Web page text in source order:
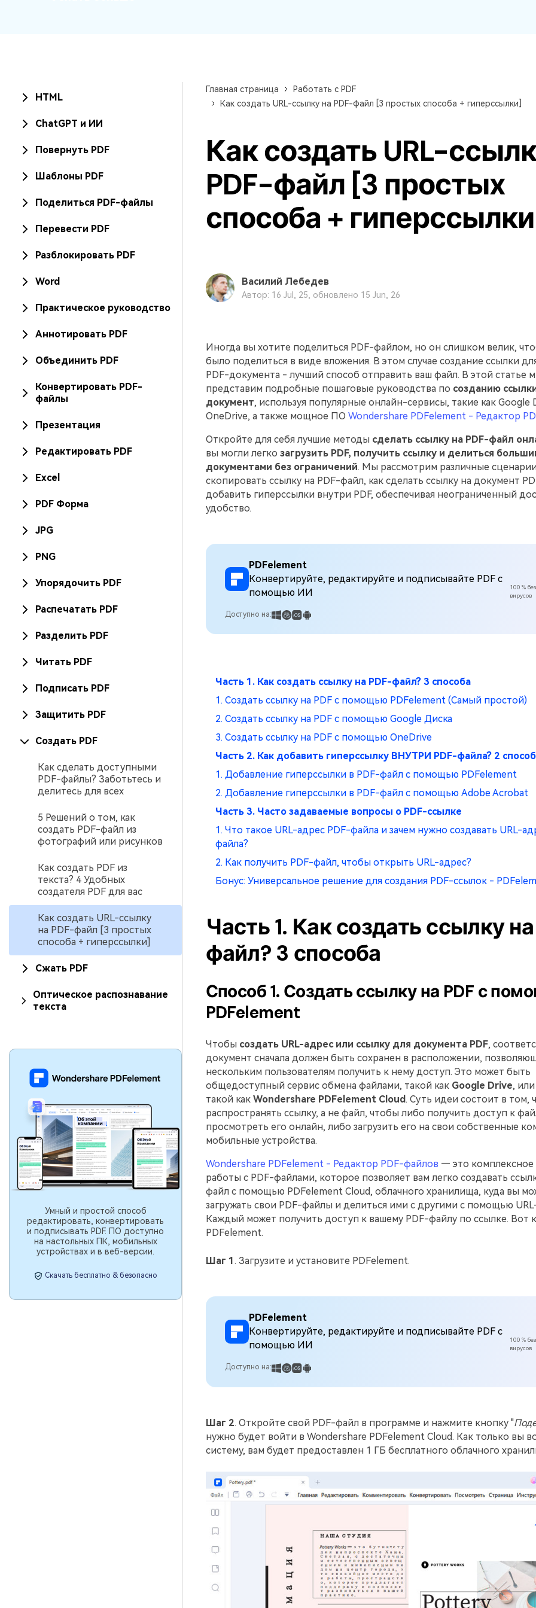
HTML
ChatGPT и ИИ
Повернуть PDF
Шаблоны PDF
Поделиться PDF-файлы
Перевести PDF
Разблокировать PDF
Word
Практическое руководство
Аннотировать PDF
Объединить PDF
Конвертировать PDF-
файлы
Презентация
Редактировать PDF
Excel
PDF Форма
JPG
PNG
Упорядочить PDF
Распечатать PDF
Разделить PDF
Читать PDF
Подписать PDF
Защитить PDF
Создать PDF
Как сделать доступными
PDF-файлы? Заботьтесь и
делитесь для всех
5 Решений о том, как
создать PDF-файл из
фотографий или рисунков
Как создать PDF из
текста? 4 Удобных
создателя PDF для вас
Как создать URL-ссылку
на PDF-файл [3 простых
способа + гиперссылки]
Сжать PDF
Оптическое распознавание
текста
Умный и простой способ
редактировать, конвертировать
и подписывать PDF. ПО доступно
на настольных ПК, мобильных
устройствах и в веб-версии.
Скачать бесплатно & безопасно
Главная страница
Работать с PDF
Как создать URL-ссылку на PDF-файл [3 простых способа + гиперссылки]
Как создать URL-
PDF-файл [3 простых
способа +
Василий Лебедев
Автор: 16 Jul, 25, обновлено 15 Jun, 26
Иногда вы хотите поделиться PDF-файлом, но он слишком велик,
было поделиться в виде вложения. В этом случае создание ссылки
PDF-документа - лучший способ отправить ваш файл. В этой статье
представим подробные пошаговые руководства по созданию
документ, используя популярные онлайн-сервисы, такие как Google
OneDrive, а также мощное ПО Wondershare PDFelement - Редактор
Откройте для себя лучшие методы сделать ссылку на PDF-файл
вы могли легко загрузить PDF, получить ссылку и делиться
документами без ограничений. Мы рассмотрим различные
скопировать ссылку на PDF-файл, как сделать ссылку на документ
добавить гиперссылки внутри PDF, обеспечивая неограниченный
удобство.
PDFelement
Конвертируйте, редактируйте и подписывайте PDF с
помощью ИИ
Доступно на:
100 %
вирусов
Часть 1. Как создать ссылку на PDF-файл? 3 способа
1. Создать ссылку на PDF с помощью PDFelement (Самый простой)
2. Создать ссылку на PDF с помощью Google Диска
3. Создать ссылку на PDF с помощью OneDrive
Часть 2. Как добавить гиперссылку ВНУТРИ PDF-файла? 2
1. Добавление гиперссылки в PDF-файл с помощью PDFelement
2. Добавление гиперссылки в PDF-файл с помощью Adobe Acrobat
Часть 3. Часто задаваемые вопросы о PDF-ссылке
1. Что такое URL-адрес PDF-файла и зачем нужно создавать URL-
файла?
2. Как получить PDF-файл, чтобы открыть URL-адрес?
Бонус: Универсальное решение для создания PDF-ссылок -
Часть 1. Как создать ссылку
файл? 3 способа
Способ 1. Создать ссылку на PDF с
PDFelement
Чтобы создать URL-адрес или ссылку для документа PDF,
документ сначала должен быть сохранен в расположении,
нескольким пользователям получить к нему доступ. Это может быть
общедоступный сервис обмена файлами, такой как Google Drive,
такой как Wondershare PDFelement Cloud. Суть идеи состоит в том,
распространять ссылку, а не файл, чтобы либо получить доступ к
просмотреть его онлайн, либо загрузить его на свои собственные
мобильные устройства.
Wondershare PDFelement - Редактор PDF-файлов — это
работы с PDF-файлами, которое позволяет вам легко создавать
файл с помощью PDFelement Cloud, облачного хранилища, куда вы
загружать свои PDF-файлы и делиться ими с другими с помощью
Каждый может получить доступ к вашему PDF-файлу по ссылке. Вот
PDFelement.
Шаг 1 . Загрузите и установите PDFelement.
PDFelement
Конвертируйте, редактируйте и подписывайте PDF с
помощью ИИ
Доступно на:
100 %
вирусов
Шаг 2. Откройте свой PDF-файл в программе и нажмите кнопку "
нужно будет войти в Wondershare PDFelement Cloud. Как только вы
систему, вам будет предоставлен 1 ГБ бесплатного облачного